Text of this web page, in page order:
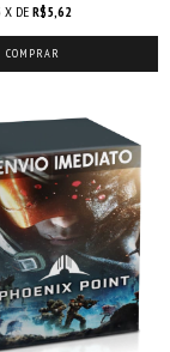
X DE R$5,62